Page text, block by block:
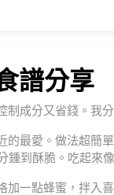
譜分享
制成分又省錢。我
的最愛。做法超簡
鍾到酥脆。吃起來
加一點蜂蜜，拌入